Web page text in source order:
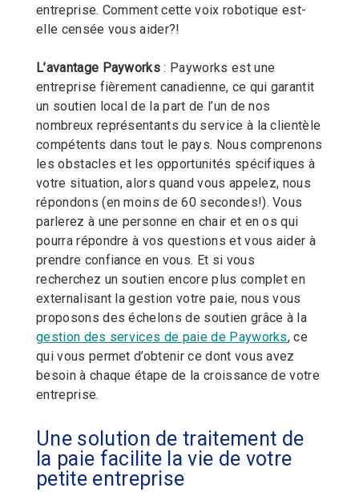
entreprise. Comment cette voix robotique est-
elle censée vous aider?!
L’avantage Payworks : Payworks est une
entreprise fièrement canadienne, ce qui garantit
un soutien local de la part de l’un de nos
nombreux représentants du service à la clientèle
compétents dans tout le pays. Nous comprenons
les obstacles et les opportunités spécifiques à
votre situation, alors quand vous appelez, nous
répondons (en moins de 60 secondes!). Vous
parlerez à une personne en chair et en os qui
pourra répondre à vos questions et vous aider à
prendre confiance en vous. Et si vous
recherchez un soutien encore plus complet en
externalisant la gestion votre paie, nous vous
proposons des échelons de soutien grâce à la
gestion des services de paie de Payworks, ce
qui vous permet d’obtenir ce dont vous avez
besoin à chaque étape de la croissance de votre
entreprise.
Une solution de traitement de
la paie facilite la vie de votre
petite entreprise